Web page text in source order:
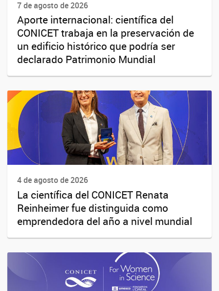
7 de agosto de 2026
Aporte internacional: científica del
CONICET trabaja en la preservación de
un edificio histórico que podría ser
declarado Patrimonio Mundial
4 de agosto de 2026
La científica del CONICET Renata
Reinheimer fue distinguida como
emprendedora del año a nivel mundial